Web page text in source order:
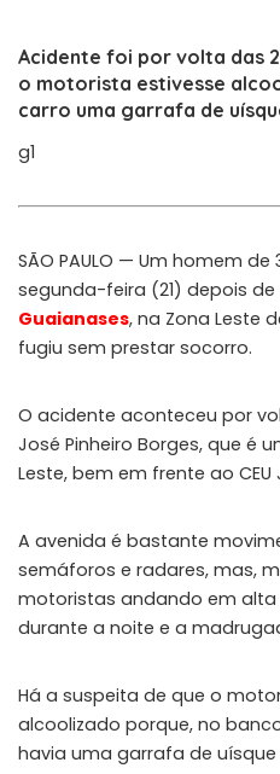
Acidente foi por volta das
o motorista estivesse
carro uma garrafa de
g1
SÃO PAULO — Um homem
segunda-feira (21) depois
Guaianases, na Zona Leste
fugiu sem prestar socorro.
O acidente aconteceu por
José Pinheiro Borges, que é
Leste, bem em frente ao CEU
A avenida é bastante
semáforos e radares, mas,
motoristas andando em
durante a noite e a
Há a suspeita de que o
alcoolizado porque, no
havia uma garrafa de